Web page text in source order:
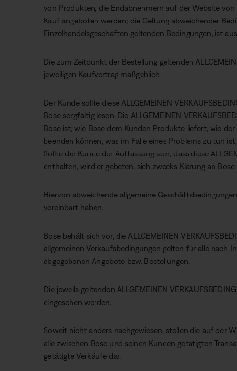
von Produkten, die Endabnehmern auf der Website von
Kauf angeboten werden; die Geltung abweichender
Einzelhandelsgeschäften geltenden Bedingungen, ist
Die zum Zeitpunkt der Bestellung geltenden
jeweiligen Kaufvertrag maßgeblich.
Der Kunde sollte diese ALLGEMEINEN
Bose sorgfältig lesen. Die ALLGEMEINEN
Bose ist, wie Bose dem Kunden Produkte liefert, wie
beenden können, was im Falle eines Problems zu tun
Sollte der Kunde der Auffassung sein, dass diese
enthalten, wird er gebeten, sich zwecks Klärung an Bose
Hiervon abweichende allgemeine
vereinbart haben.
Bose behält sich vor, die ALLGEMEINEN
allgemeinen Verkaufsbedingungen gelten für alle nach
abgegebenen Angebote bzw. Bestellungen.
Die jeweils geltenden ALLGEMEINEN
eingesehen werden.
Soweit nicht anders nachgewiesen, stellen die auf der
alle zwischen Bose und seinen Kunden getätigten
getätigte Verkäufe dar.